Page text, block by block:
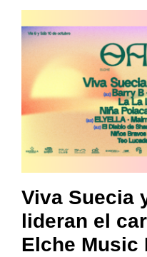
Viva Suecia
lideran el
Elche Music